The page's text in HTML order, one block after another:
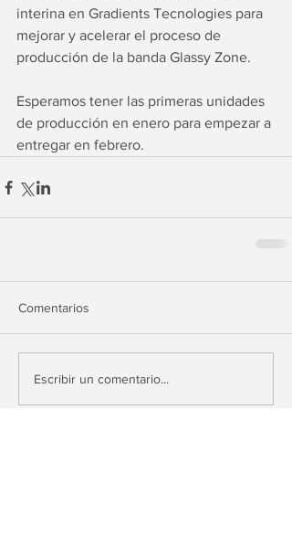
interina en Gradients Tecnologies para
mejorar y acelerar el proceso de
producción de la banda Glassy Zone.
Esperamos tener las primeras unidades
de producción en enero para empezar a
entregar en febrero.
Comentarios
Escribir un comentario...